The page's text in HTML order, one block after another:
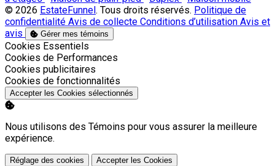
© 2026 EstateFunnel . Tous droits réservés. Politique de
confidentialité Avis de collecte Conditions d’utilisation Avis et
avis
Gérer mes témoins
Activer
Cookies Essentiels
Activer
Cookies de Performances
Activer
Cookies publicitaires
Activer
Cookies de fonctionnalités
Accepter les Cookies sélectionnés
Nous utilisons des Témoins pour vous assurer la meilleure
expérience.
Réglage des cookies Accepter les Cookies